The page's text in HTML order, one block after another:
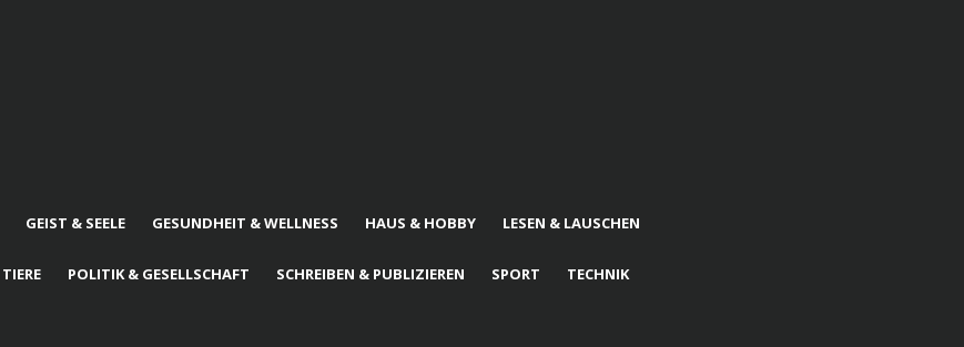
GEIST & SEELE GESUNDHEIT & WELLNESS HAUS & HOBBY LESEN & LAUSCHEN
POLITIK & GESELLSCHAFT SCHREIBEN & PUBLIZIEREN SPORT TECHNIK